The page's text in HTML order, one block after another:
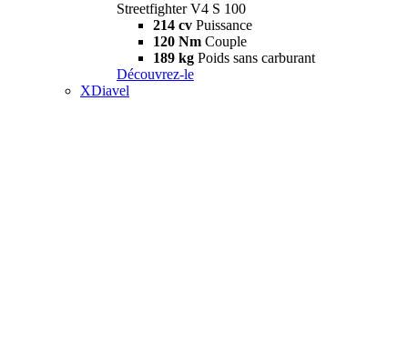
Streetfighter V4 S 100
214 cv Puissance
120 Nm Couple
189 kg Poids sans carburant
Découvrez-le
XDiavel